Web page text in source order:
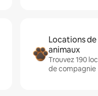
Locations
animaux
Trouvez 190
de compagnie